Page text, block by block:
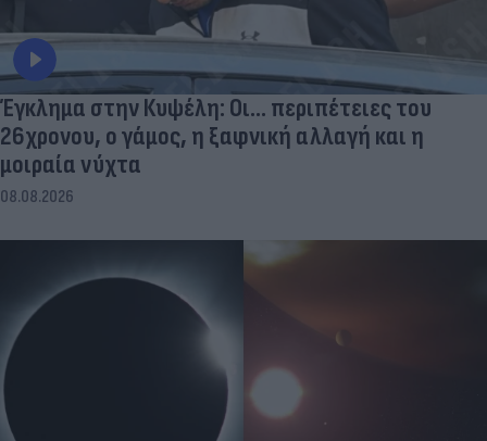
Έγκλημα στην Κυψέλη: Οι... περιπέτειες του
26χρονου, ο γάμος, η ξαφνική αλλαγή και η
μοιραία νύχτα
08.08.2026